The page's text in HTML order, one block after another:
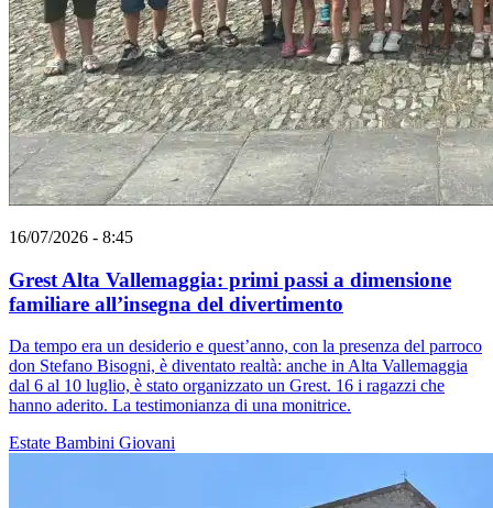
16/07/2026 - 8:45
Grest Alta Vallemaggia: primi passi a dimensione
familiare all’insegna del divertimento
Da tempo era un desiderio e quest’anno, con la presenza del parroco
don Stefano Bisogni, è diventato realtà: anche in Alta Vallemaggia
dal 6 al 10 luglio, è stato organizzato un Grest. 16 i ragazzi che
hanno aderito. La testimonianza di una monitrice.
Estate Bambini Giovani